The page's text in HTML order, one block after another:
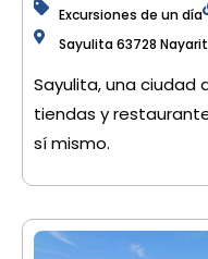
Excursiones de un día
Sayulita 63728
Sayulita, una ciudad
tiendas y
sí mismo.